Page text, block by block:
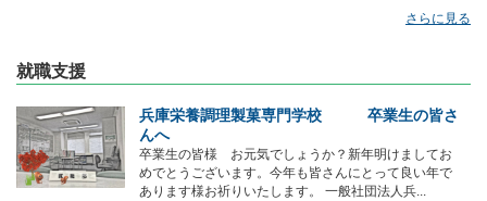
さらに見る
就職支援
兵庫栄養調理製菓専門学校 卒業生の皆さ
んへ
卒業生の皆様 お元気でしょうか？新年明けましてお
めでとうございます。今年も皆さんにとって良い年で
あります様お祈りいたします。 一般社団法人兵...